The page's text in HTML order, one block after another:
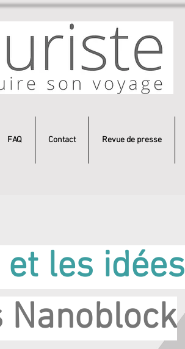
FAQ Contact Revue de presse
et les idées